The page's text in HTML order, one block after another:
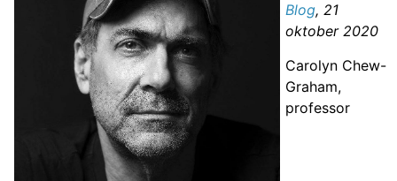
Blog, 21
oktober 2020
Carolyn Chew-
Graham,
professor